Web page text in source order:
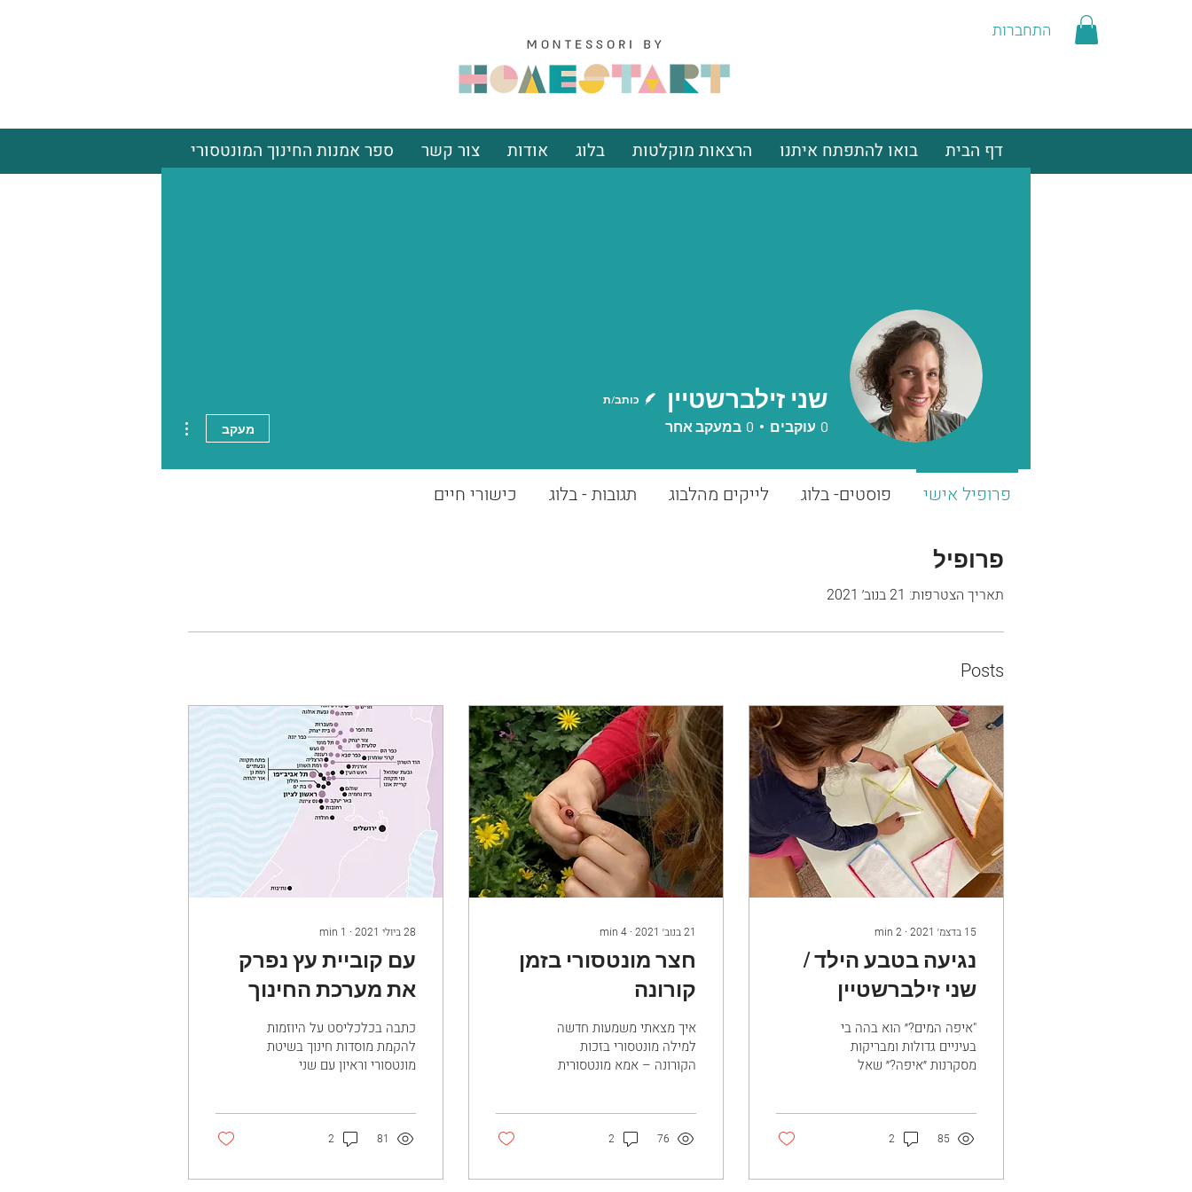
התחברות
דף הבית בואו להתפתח איתנו הרצאות מוקלטות בלוג אודות צור קשר ספר אמנות החינוך המונטסורי
פרופיל
תאריך הצטרפות: 21 בנוב׳ 2021
Posts
15 בדצמ׳ 2021 ∙
2
min
נגיעה בטבע הילד /
שני זילברשטיין
"איפה המים?״ הוא בהה בי
בעיניים גדולות ומבריקות
מסקרנות ״איפה?״ שאל
85
2
21 בנוב׳ 2021 ∙
4
min
חצר מונטסורי בזמן
קורונה
איך מצאתי משמעות חדשה
למילה מונטסורי בזכות
הקורונה – אמא מונטסורית
76
2
28 ביולי 2021 ∙
1
min
עם קוביית עץ נפרק
את מערכת החינוך
כתבה בכלכליסט על היוזמות
להקמת מוסדות חינוך בשיטת
מונטסורי וראיון עם שני
81
2
שני זילברשטיין כותב/ת
0 עוקבים 0 במעקב אחר מעקב
פרופיל אישי פוסטים- בלוג לייקים מהלבוג תגובות - בלוג כישורי חיים